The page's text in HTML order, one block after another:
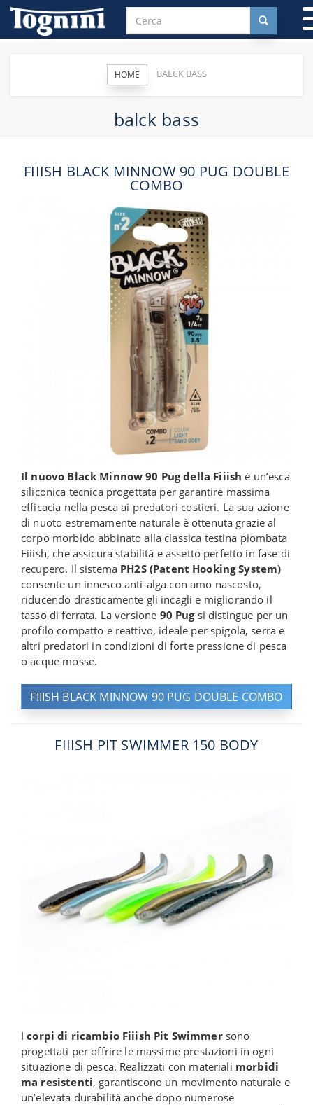
HOME BALCK BASS
balck bass
FIIISH BLACK MINNOW 90 PUG DOUBLE
COMBO
Il nuovo Black Minnow 90 Pug della Fiiish è un’esca
siliconica tecnica progettata per garantire massima
efficacia nella pesca ai predatori costieri. La sua azione
di nuoto estremamente naturale è ottenuta grazie al
corpo morbido abbinato alla classica testina piombata
Fiiish, che assicura stabilità e assetto perfetto in fase di
recupero. Il sistema PH2S (Patent Hooking System)
consente un innesco anti-alga con amo nascosto,
riducendo drasticamente gli incagli e migliorando il
tasso di ferrata. La versione 90 Pugsi distingue per un
profilo compatto e reattivo, ideale per spigola, serra e
altri predatori in condizioni di forte pressione di pesca
o acque mosse.
FIIISH BLACK MINNOW 90 PUG DOUBLE COMBO
FIIISH PIT SWIMMER 150 BODY
Icorpi di ricambio Fiiish Pit Swimmersono
progettati per offrire le massime prestazioni in ogni
situazione di pesca. Realizzati con materiali morbidi
ma resistenti, garantiscono un movimento naturale e
un’elevata durabilità anche dopo numerose